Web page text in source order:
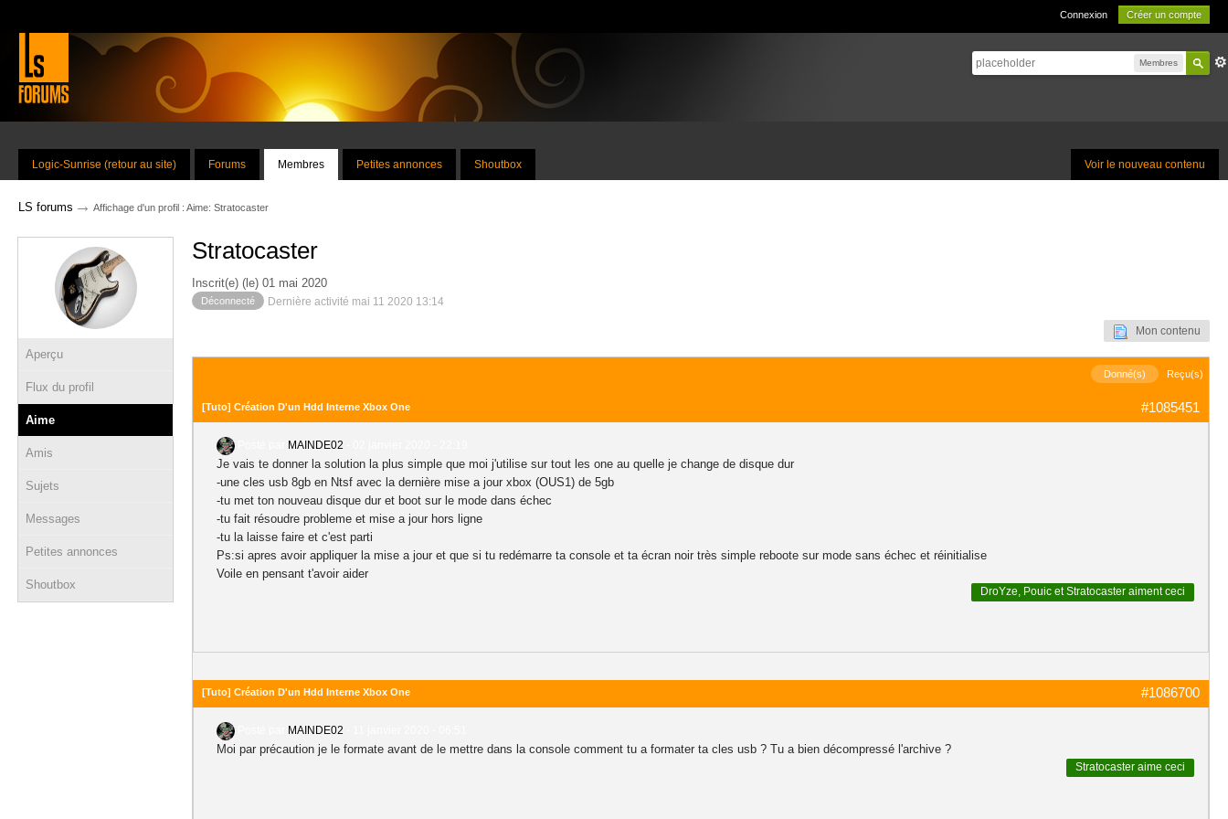
Connexion Créer un compte
Membres
Voir le nouveau contenu
Logic-Sunrise (retour au site) Forums Membres Petites annonces Shoutbox
LS forums → Affichage d'un profil : Aime: Stratocaster
Aperçu
Flux du profil
Aime
Amis
Sujets
Messages
Petites annonces
Shoutbox
Stratocaster
Inscrit(e) (le) 01 mai 2020
Déconnecté Dernière activité mai 11 2020 13:14
Mon contenu
Donné(s) Reçu(s)
#1085451
[Tuto] Création D'un Hdd Interne Xbox One
MAINDE02
Je vais te donner la solution la plus simple que moi j'utilise sur tout les one au quelle je change de disque dur
-une cles usb 8gb en Ntsf avec la dernière mise a jour xbox (OUS1) de 5gb
-tu met ton nouveau disque dur et boot sur le mode dans échec
-tu fait résoudre probleme et mise a jour hors ligne
-tu la laisse faire et c'est parti
Ps:si apres avoir appliquer la mise a jour et que si tu redémarre ta console et ta écran noir très simple reboote sur mode sans échec et réinitialise
Voile en pensant t'avoir aider
DroYze, Pouic etStratocaster aiment ceci
#1086700
[Tuto] Création D'un Hdd Interne Xbox One
MAINDE02
Moi par précaution je le formate avant de le mettre dans la console comment tu a formater ta cles usb ? Tu a bien décompressé l'archive ?
Stratocaster aime ceci